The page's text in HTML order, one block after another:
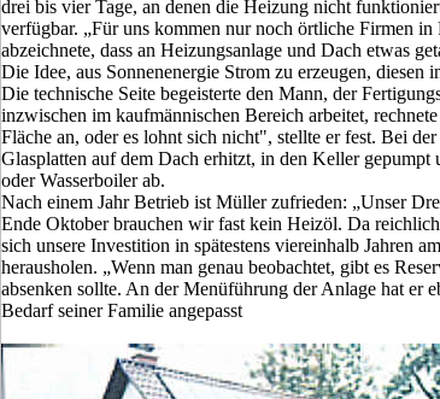
drei bis vier Tage, an denen die Heizung nicht
verfügbar. „Für uns kommen nur noch örtliche Firmen
abzeichnete, dass an Heizungsanlage und Dach etwas
Die Idee, aus Sonnenenergie Strom zu erzeugen,
Die technische Seite begeisterte den Mann, der
inzwischen im kaufmännischen Bereich arbeitet,
Fläche an, oder es lohnt sich nicht", stellte er fest. Bei
Glasplatten auf dem Dach erhitzt, in den Keller
oder Wasserboiler ab.
Nach einem Jahr Betrieb ist Müller zufrieden: „Unser
Ende Oktober brauchen wir fast kein Heizöl. Da
sich unsere Investition in spätestens viereinhalb Jahren
herausholen. „Wenn man genau beobachtet, gibt es
absenken sollte. An der Menüführung der Anlage hat er
Bedarf seiner Familie angepasst